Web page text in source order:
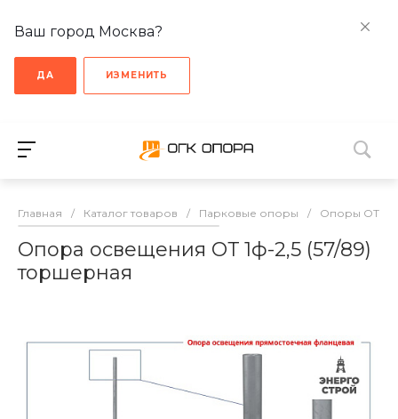
Ваш город Москва?
ДА ИЗМЕНИТЬ
Главная / Каталог товаров / Парковые опоры / Опоры ОТ
Опора освещения ОТ 1ф-2,5 (57/89)
торшерная